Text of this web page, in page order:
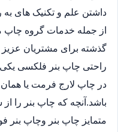
داشتن علم و تکنیک های
از جمله خدمات گروه
گذشته برای مشتریان
راحتی چاپ بنر فلکسی یکی
در چاپ لارج فرمت یا
باشد.آنچه که چاپ بنر را
متمایز چاپ بنر وچاپ بنر